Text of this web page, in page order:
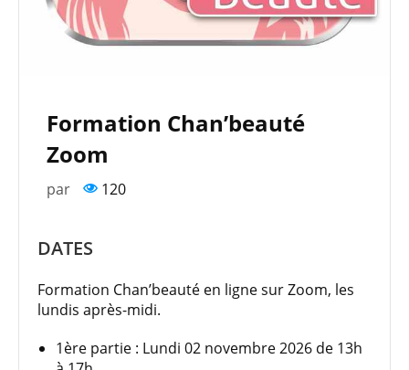
Formation Chan’beauté
Zoom
par 120
DATES
Formation Chan’beauté en ligne sur Zoom, les
lundis après-midi.
1ère partie : Lundi 02 novembre 2026 de 13h